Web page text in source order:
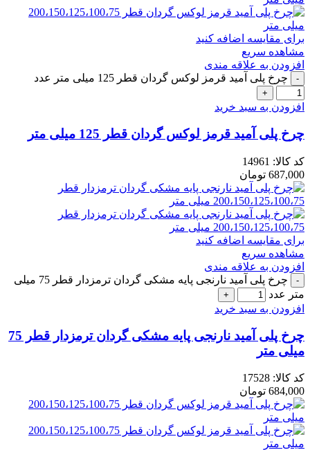
برای مقایسه اضافه کنید
مشاهده سریع
افزودن به علاقه مندی
چرخ پلی آمید قرمز لوکس گردان قطر 125 میلی متر عدد
افزودن به سبد خرید
چرخ پلی آمید قرمز لوکس گردان قطر 125 میلی متر
کد کالا: 14961
687,000 تومان
برای مقایسه اضافه کنید
مشاهده سریع
افزودن به علاقه مندی
چرخ پلی آمید نارنجی پایه مشکی گردان ترمزدار قطر 75 میلی
متر عدد
افزودن به سبد خرید
چرخ پلی آمید نارنجی پایه مشکی گردان ترمزدار قطر 75
میلی متر
کد کالا: 17528
684,000 تومان